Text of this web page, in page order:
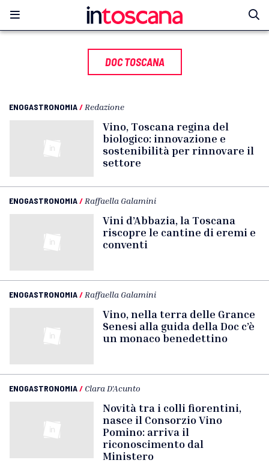
DOC TOSCANA
ENOGASTRONOMIA/ Redazione
Vino, Toscana regina del
biologico: innovazione e
sostenibilità per rinnovare il
settore
ENOGASTRONOMIA/ Raffaella Galamini
Vini d’Abbazia, la Toscana
riscopre le cantine di eremi e
conventi
ENOGASTRONOMIA/ Raffaella Galamini
Vino, nella terra delle Grance
Senesi alla guida della Doc c’è
un monaco benedettino
ENOGASTRONOMIA/ Clara D'Acunto
Novità tra i colli fiorentini,
nasce il Consorzio Vino
Pomino: arriva il
riconoscimento dal
Ministero